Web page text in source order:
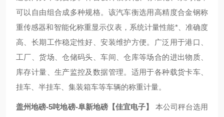
可以自由组合成多种规格。该汽车衡选用高精度合金钢称
重传感器和智能化称重显示仪表，系统计量性能*、准确度
高、长期工作稳定性好、安装维护方便。广泛用于港口、
工厂、货场、仓储码头、车间、仓库等场合的进出物质、
库存计量、生产监控及数据管理。适用于各种载货卡车、
挂车、半挂车、集装箱车等车辆的称重计量。
盖州地磅-5吨地磅-阜新地磅【佳宜电子】 本公司秤台选用